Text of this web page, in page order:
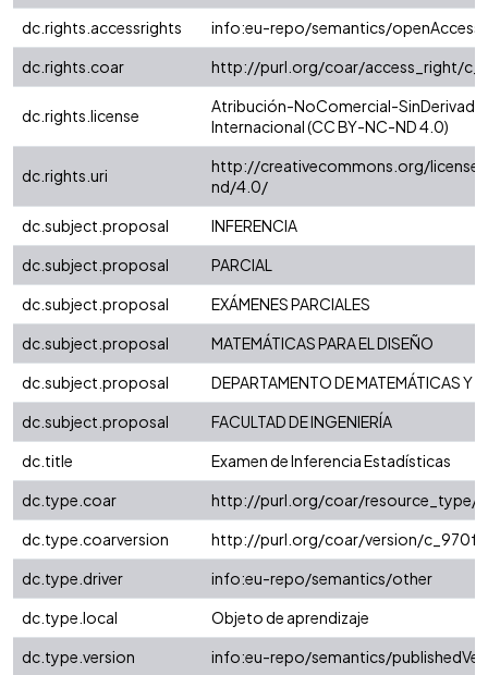
dc.rights.accessrights
info:eu-repo/semantics/openAccess
dc.rights.coar
http://purl.org/coar/access_right/
dc.rights.license
Atribución-NoComercial-
Internacional (CC BY-NC-ND 4.0)
dc.rights.uri
http://creativecommons.org/
nd/4.0/
dc.subject.proposal
INFERENCIA
dc.subject.proposal
PARCIAL
dc.subject.proposal
EXÁMENES PARCIALES
dc.subject.proposal
MATEMÁTICAS PARA EL DISEÑO
dc.subject.proposal
DEPARTAMENTO DE MATEMÁTICAS Y
dc.subject.proposal
FACULTAD DE INGENIERÍA
dc.title
Examen de Inferencia Estadísticas
dc.type.coar
http://purl.org/coar/resource_type/
dc.type.coarversion
http://purl.org/coar/version/
dc.type.driver
info:eu-repo/semantics/other
dc.type.local
Objeto de aprendizaje
dc.type.version
info:eu-repo/semantics/